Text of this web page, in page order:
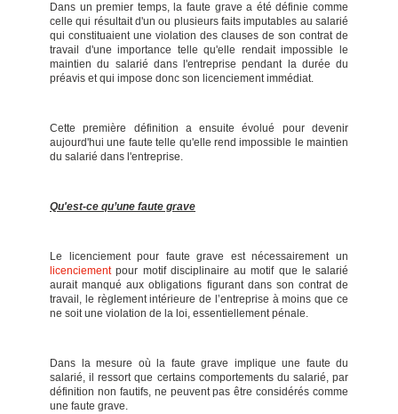
Dans un premier temps, la faute grave a été définie comme
celle qui résultait d'un ou plusieurs faits imputables au salarié
qui constituaient une violation des clauses de son contrat de
travail d'une importance telle qu'elle rendait impossible le
maintien du salarié dans l'entreprise pendant la durée du
préavis et qui impose donc son licenciement immédiat.
Cette première définition a ensuite évolué pour devenir
aujourd'hui une faute telle qu'elle rend impossible le maintien
du salarié dans l'entreprise.
Qu'est-ce qu’une faute grave
Le licenciement pour faute grave est nécessairement un
licenciementpour motif disciplinaire au motif que le salarié
aurait manqué aux obligations figurant dans son contrat de
travail, le règlement intérieure de l’entreprise à moins que ce
ne soit une violation de la loi, essentiellement pénale.
Dans la mesure où la faute grave implique une faute du
salarié, il ressort que certains comportements du salarié, par
définition non fautifs, ne peuvent pas être considérés comme
une faute grave.